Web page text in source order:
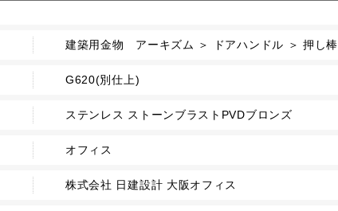
建築用金物 アーキズム ＞ ドアハンドル ＞ 押し棒
G620(別仕上)
ステンレス ストーンブラストPVDブロンズ
オフィス
株式会社 日建設計 大阪オフィス